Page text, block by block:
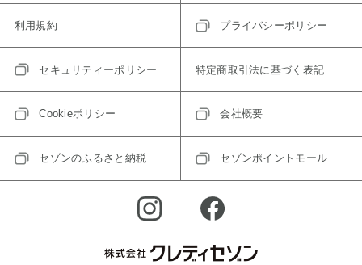
利用規約 プライバシーポリシー
セキュリティーポリシー 特定商取引法に基づく表記
Cookieポリシー 会社概要
セゾンのふるさと納税 セゾンポイントモール